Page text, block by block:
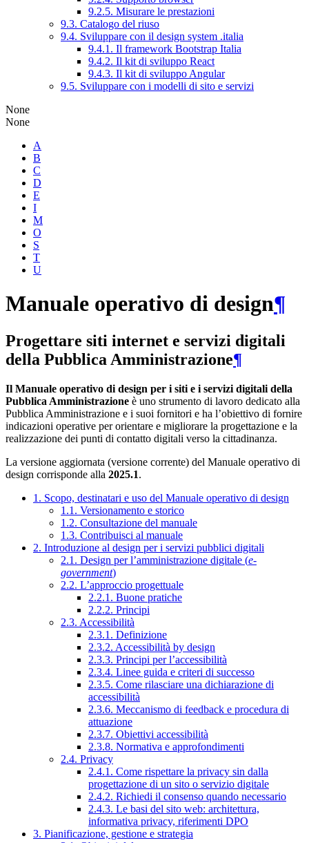
9.2.5. Misurare le prestazioni
9.3. Catalogo del riuso
9.4. Sviluppare con il design system .italia
9.4.1. Il framework Bootstrap Italia
9.4.2. Il kit di sviluppo React
9.4.3. Il kit di sviluppo Angular
9.5. Sviluppare con i modelli di sito e servizi
None
None
A
B
C
D
E
I
M
O
S
T
U
Manuale operativo di design¶
Progettare siti internet e servizi digitali
della Pubblica Amministrazione¶
Il Manuale operativo di design per i siti e i servizi digitali della
Pubblica Amministrazione è uno strumento di lavoro dedicato alla
Pubblica Amministrazione e i suoi fornitori e ha l’obiettivo di fornire
indicazioni operative per orientare e migliorare la progettazione e la
realizzazione dei punti di contatto digitali verso la cittadinanza.
La versione aggiornata (versione corrente) del Manuale operativo di
design corrisponde alla 2025.1.
1. Scopo, destinatari e uso del Manuale operativo di design
1.1. Versionamento e storico
1.2. Consultazione del manuale
1.3. Contribuisci al manuale
2. Introduzione al design per i servizi pubblici digitali
2.1. Design per l’amministrazione digitale (e-
government)
2.2. L’approccio progettuale
2.2.1. Buone pratiche
2.2.2. Principi
2.3. Accessibilità
2.3.1. Definizione
2.3.2. Accessibilità by design
2.3.3. Principi per l’accessibilità
2.3.4. Linee guida e criteri di successo
2.3.5. Come rilasciare una dichiarazione di
accessibilità
2.3.6. Meccanismo di feedback e procedura di
attuazione
2.3.7. Obiettivi accessibilità
2.3.8. Normativa e approfondimenti
2.4. Privacy
2.4.1. Come rispettare la privacy sin dalla
progettazione di un sito o servizio digitale
2.4.2. Richiedi il consenso quando necessario
2.4.3. Le basi del sito web: architettura,
informativa privacy, riferimenti DPO
3. Pianificazione, gestione e strategia